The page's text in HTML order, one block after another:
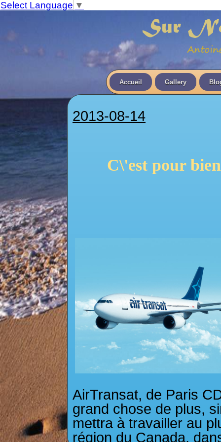
Select Language ▼
Accueil Gallery
2013-08-14
C\'est pour
AirTransat, de Paris
grand chose de plus,
mettra à travailler au
région du Canada,